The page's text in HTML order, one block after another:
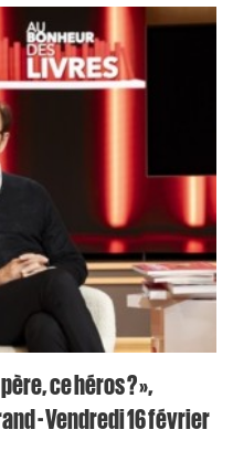
ce héros ? »,
- Vendredi 16 février